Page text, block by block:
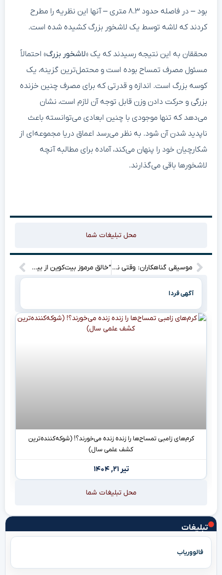
تبلیغات
فالووریاب
بود – در فاصله حدود ۸.۳ متری – آنها این نظریه را مطرح
کردند که لاشه توسط یک لاشخور بزرگ کشیده شده است.
محققان به این نتیجه رسیدند که یک «لاشخور بزرگ» احتمالاً
مسئول مصرف تمساح بوده است و محتمل‌ترین گزینه، یک
کوسه بزرگ است. اندازه و قدرتی که برای مصرف چنین خزنده
بزرگی و حرکت دادن وزن قابل توجه آن لازم است، نشان
می‌دهد که تنها موجودی با چنین ابعادی می‌توانسته باعث
ناپدید شدن آن شود. به نظر می‌رسد اعماق دریا مجموعه‌ای از
شکارچیان خود را پنهان می‌کند، آماده برای مطالبه آنچه
لاشخورها باقی می‌گذارند.
محل تبلیغات شما
موسیقی گناهکاران: وقتی نژادپرستی آکورد مرگ می‌نوازد! (نقد و بررسی یک درام خونین) “خالق مرموز بیت‌کوین از بیل گیتس پیشی گرفت: راز یازدهمین ثروتمند جهان!
آگهی فردا
کرم‌های زامبی تمساح‌ها را زنده زنده می‌خورند؟! (شوکه‌کننده‌ترین
کشف علمی سال)
تیر ۲۱, ۱۴۰۴
محل تبلیغات شما